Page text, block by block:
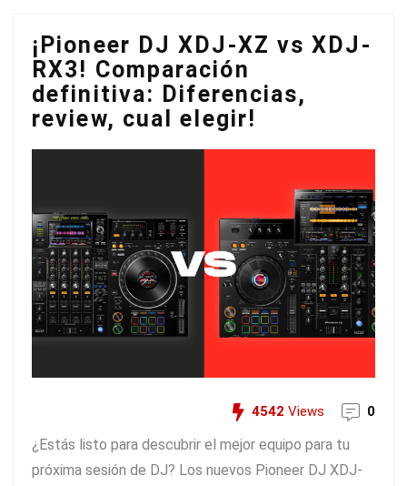
¡Pioneer DJ XDJ-XZ vs XDJ-
RX3! Comparación
definitiva: Diferencias,
review, cual elegir!
4542 Views 0
¿Estás listo para descubrir el mejor equipo para tu
próxima sesión de DJ? Los nuevos Pioneer DJ XDJ-